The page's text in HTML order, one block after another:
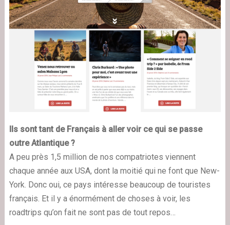
Ils sont tant de Français à aller voir ce qui se passe
outre Atlantique ?
A peu près 1,5 million de nos compatriotes viennent
chaque année aux USA, dont la moitié qui ne font que New-
York. Donc oui, ce pays intéresse beaucoup de touristes
français. Et il y a énormément de choses à voir, les
roadtrips qu’on fait ne sont pas de tout repos…